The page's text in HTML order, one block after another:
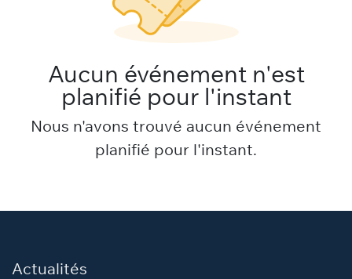
Aucun événement n'est
planifié pour l'instant
Nous n'avons trouvé aucun événement
planifié pour l'instant.
Actualités